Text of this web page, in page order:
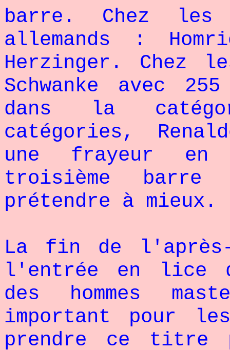
barre. Chez
allemands :
Herzinger. Chez
Schwanke avec
dans la
catégories,
une frayeur en
troisième
prétendre à mieux.
La fin de
l'entrée en lice
des hommes
important pour
prendre ce titre